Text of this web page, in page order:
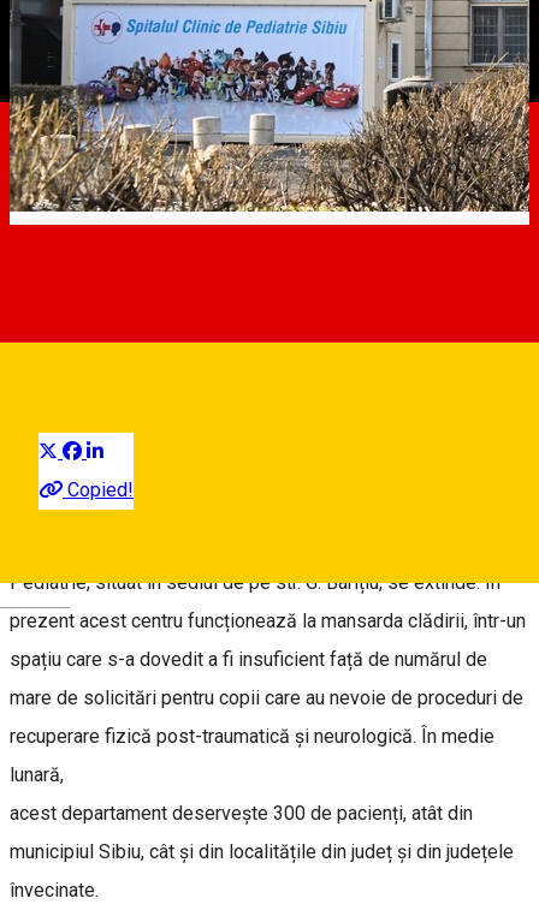
Copied!
Press release
16 September, 13:27
Pediatrie, situat în sediul de pe str. G. Barițiu, se extinde. În
prezent acest centru funcționează la mansarda clădirii, într-un
spațiu care s-a dovedit a fi insuficient față de numărul de
mare de solicitări pentru copii care au nevoie de proceduri de
recuperare fizică post-traumatică și neurologică. În medie
lunară,
acest departament deservește 300 de pacienți, atât din
municipiul Sibiu, cât și din localitățile din județ și din județele
învecinate.